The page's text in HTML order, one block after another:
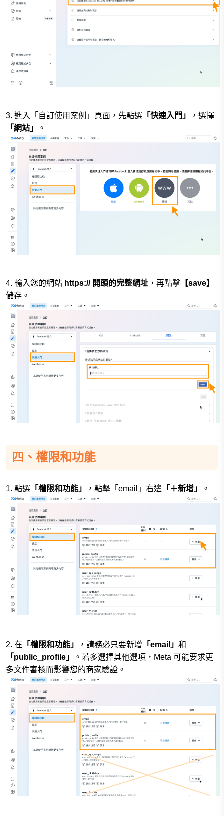
3. 進入「自訂使用案例」頁面，先點選 「快速入門」
，選擇
「網站」
。
4. 輸入您的網站 https:// 開頭的完整網址 ，再點擊 【save】
儲存 。
四、權限和功能
1. 點選 「權限和功能」 ，點擊「email」右邊 「＋新增」 。
2. 在 「權限和功能」 ，請務必只要新增 「email」 和
「public_profile」
。若多選擇其他選項， Meta 可能要求更
多文件審核而影響您的商家驗證。